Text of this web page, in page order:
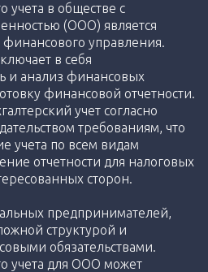
учета в обществе с
(ООО) является
управления.
в себя
и анализ финансовых
финансовой отчетности.
учет согласно
требованиям, что
учета по всем видам
отчетности для налоговых
сторон.
предпринимателей,
структурой и
обязательствами.
учета для ООО может